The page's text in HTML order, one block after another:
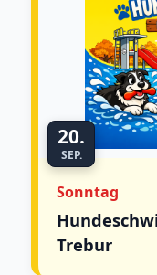
20.
SEP.
Sonntag
Trebur